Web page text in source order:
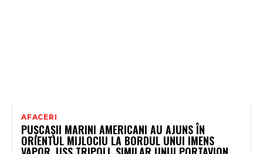
AFACERI
PUȘCAȘII MARINI AMERICANI AU AJUNS ÎN
ORIENTUL MIJLOCIU LA BORDUL UNUI IMENS